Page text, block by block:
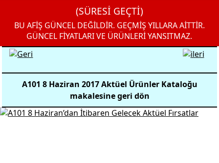
(SÜRESİ GEÇTİ)
BU AFİŞ GÜNCEL DEĞİLDİR. GEÇMİŞ YILLARA AİTTİR.
GÜNCEL FİYATLARI VE ÜRÜNLERİ YANSITMAZ.
A101 8 Haziran 2017 Aktüel Ürünler Kataloğu
makalesine geri dön